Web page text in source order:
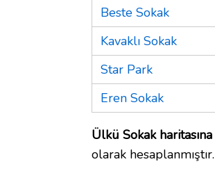
Beste Sokak
Kavaklı Sokak
Star Park
Eren Sokak
Ülkü Sokak haritasına
olarak hesaplanmıştır.